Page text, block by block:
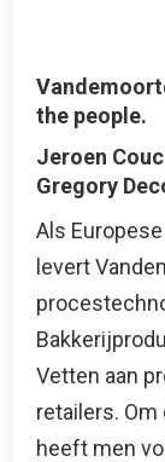
the people.
Jeroen
Gregory
Als
levert
Vetten aan
retailers.
heeft men